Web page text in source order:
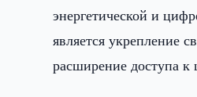
энергетической и
является укрепление
расширение доступа